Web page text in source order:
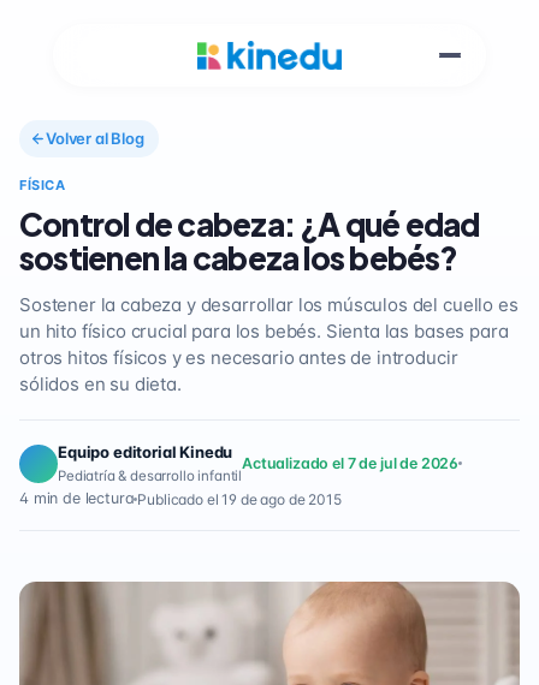
Volver al Blog
FÍSICA
Control de cabeza: ¿A qué edad
sostienen la cabeza los bebés?
Sostener la cabeza y desarrollar los músculos del cuello es
un hito físico crucial para los bebés. Sienta las bases para
otros hitos físicos y es necesario antes de introducir
sólidos en su dieta.
Equipo editorial Kinedu
Pediatría & desarrollo infantil
Actualizado el 7 de jul de 2026
4 min de lectura Publicado el 19 de ago de 2015